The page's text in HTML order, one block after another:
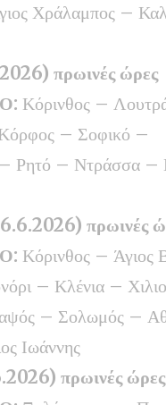
Χράλαμπος –
πρωινές ώρες
Κόρινθος –
– Σοφικό –
Ρητό – Ντράσσα –
πρωινές
Κόρινθος – Άγιος
– Κλένια –
– Σολωμός –
Ιωάννης
πρωινές ώρες